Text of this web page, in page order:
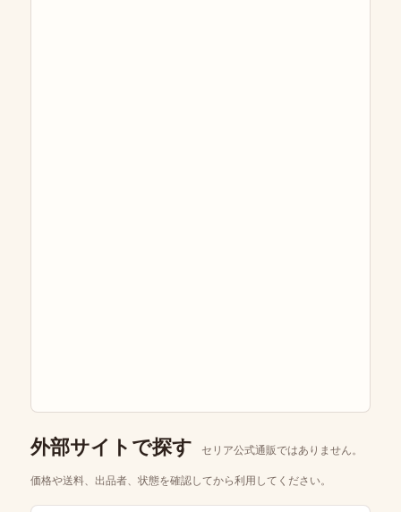
外部サイトで探す セリア公式通販ではありません。
価格や送料、出品者、状態を確認してから利用してください。